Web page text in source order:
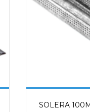
SOLERA